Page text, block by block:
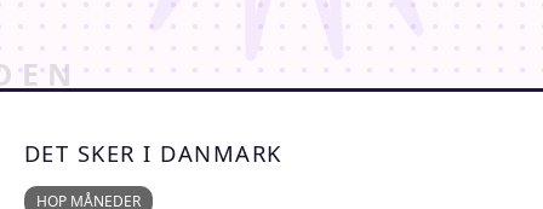
DET SKER I DANMARK
HOP MÅNEDER